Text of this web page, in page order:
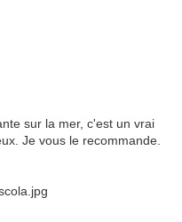
sur la mer, c'est un vrai
Je vous le recommande.